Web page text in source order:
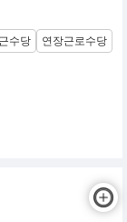
수당
연장근로수당